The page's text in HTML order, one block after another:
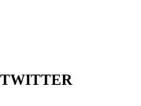
TWITTER